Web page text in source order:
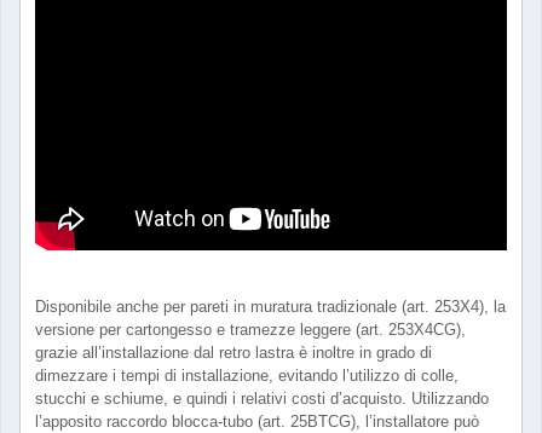
Disponibile anche per pareti in muratura tradizionale (art. 253X4), la
versione per cartongesso e tramezze leggere (art. 253X4CG),
grazie all’installazione dal retro lastra è inoltre in grado di
dimezzare i tempi di installazione, evitando l’utilizzo di colle,
stucchi e schiume, e quindi i relativi costi d’acquisto. Utilizzando
l’apposito raccordo blocca-tubo (art. 25BTCG), l’installatore può